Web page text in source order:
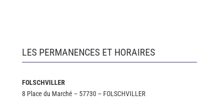
LES PERMANENCES ET HORAIRES
FOLSCHVILLER
8 Place du Marché – 57730 – FOLSCHVILLER